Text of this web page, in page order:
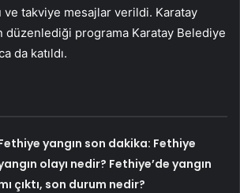
takviye mesajlar verildi. Karatay
düzenlediği programa Karatay Belediye
da katıldı.
yangın son dakika: Fethiye
olayı nedir? Fethiye’de yangın
çıktı, son durum nedir?